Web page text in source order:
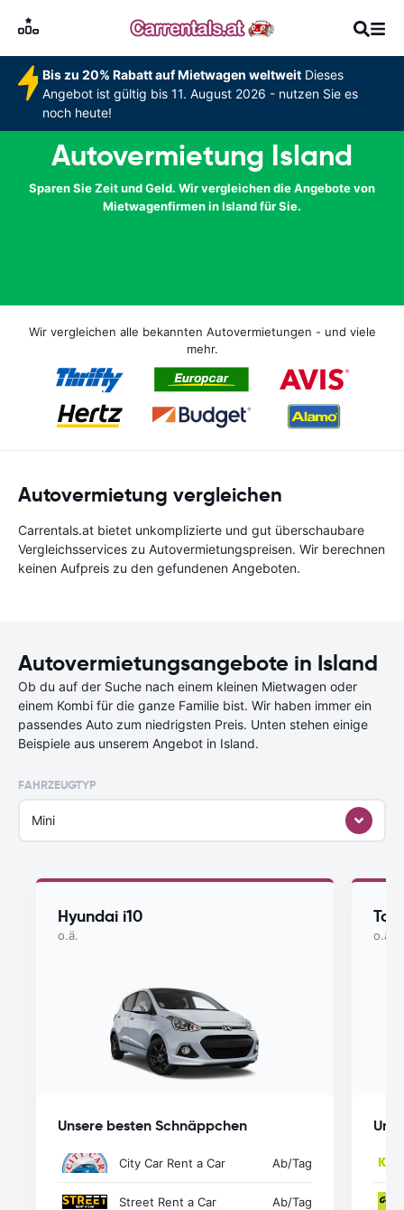
Bis zu 20% Rabatt auf Mietwagen weltweitDieses
Angebot ist gültig bis 11. August 2026 - nutzen Sie es
noch heute!
Autovermietung Island
Sparen Sie Zeit und Geld. Wir vergleichen die Angebote von
Mietwagenfirmen in Island für Sie.
Wir vergleichen alle bekannten Autovermietungen - und viele
mehr.
Autovermietung vergleichen
Carrentals.at bietet unkomplizierte und gut überschaubare
Vergleichsservices zu Autovermietungspreisen. Wir berechnen
keinen Aufpreis zu den gefundenen Angeboten.
Autovermietungsangebote in Island
Ob du auf der Suche nach einem kleinen Mietwagen oder
einem Kombi für die ganze Familie bist. Wir haben immer ein
passendes Auto zum niedrigsten Preis. Unten stehen einige
Beispiele aus unserem Angebot in Island.
FAHRZEUGTYP
Mini
Hyundai i10
o.ä.
Unsere besten Schnäppchen
City Car Rent a Car Ab/Tag
Street Rent a Car Ab/Tag
o.ä.